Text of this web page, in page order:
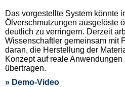
Das vorgestellte System könnte
Ölverschmutzungen ausgelöste
deutlich zu verringern. Derzeit
Wissenschaftler gemeinsam mit
daran, die Herstellung der
Konzept auf reale
übertragen.
» Demo-Video